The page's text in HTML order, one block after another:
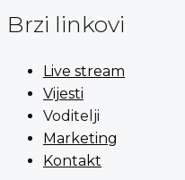
Brzi linkovi
Live stream
Vijesti
Voditelji
Marketing
Kontakt